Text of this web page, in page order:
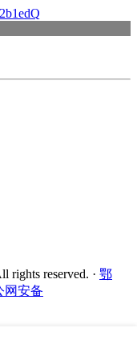
rights reserved. · 鄂
网安备